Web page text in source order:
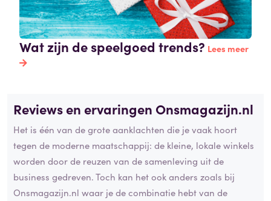
Wat zijn de speelgoed trends? Lees meer
Reviews en ervaringen Onsmagazijn.nl
Het is één van de grote aanklachten die je vaak hoort
tegen de moderne maatschappij: de kleine, lokale winkels
worden door de reuzen van de samenleving uit de
business gedreven. Toch kan het ook anders zoals bij
Onsmagazijn.nl waar je de combinatie hebt van de